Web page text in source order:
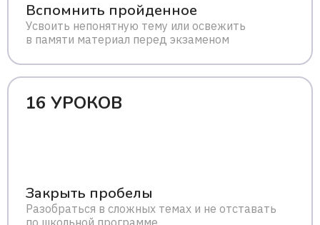
Вспомнить пройденное
Усвоить непонятную тему или освежить
в памяти материал перед экзаменом
16 УРОКОВ
Закрыть пробелы
Разобраться в сложных темах и не отставать
по школьной программе